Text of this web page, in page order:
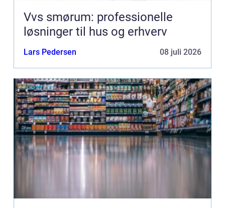
Vvs smørum: professionelle
løsninger til hus og erhverv
Lars Pedersen 08 juli 2026